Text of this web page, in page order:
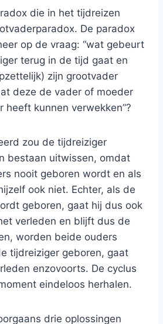
die in het tijdreizen
De paradox
op de vraag: “wat gebeurt
terug in de tijd gaat en
zijn grootvader
deze de vader of moeder
heeft kunnen verwekken”?
zou de tijdreiziger
bestaan uitwissen, omdat
nooit geboren wordt en als
ook niet. Echter, als de
geboren, gaat hij dus ook
verleden en blijft dus de
worden beide ouders
tijdreiziger geboren, gaat
enzovoorts. De cyclus
eindeloos herhalen.
drie oplossingen